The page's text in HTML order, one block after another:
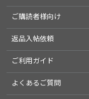
ご購読者様向け
返品入帖依頼
ご利用ガイド
よくあるご質問